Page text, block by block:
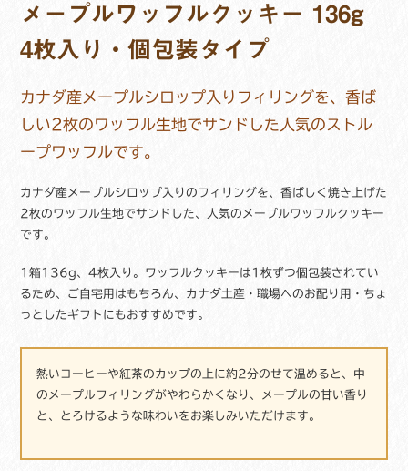
ー
136g
4
入
り
単
品
ー
プ
ル
ロ
ッ
り
ワ
メープルワッフルクッキー 136g
4枚入り・個包装タイプ
カナダ産メープルシロップ入りフィリングを、香ば
しい2枚のワッフル生地でサンドした人気のストル
ープワッフルです。
カナダ産メープルシロップ入りのフィリングを、香ばしく焼き上げた
2枚のワッフル生地でサンドした、人気のメープルワッフルクッキー
です。
1箱136g、4枚入り。ワッフルクッキーは1枚ずつ個包装されてい
るため、ご自宅用はもちろん、カナダ土産・職場へのお配り用・ちょ
っとしたギフトにもおすすめです。
熱いコーヒーや紅茶のカップの上に約2分のせて温めると、中
のメープルフィリングがやわらかくなり、メープルの甘い香り
と、とろけるような味わいをお楽しみいただけます。